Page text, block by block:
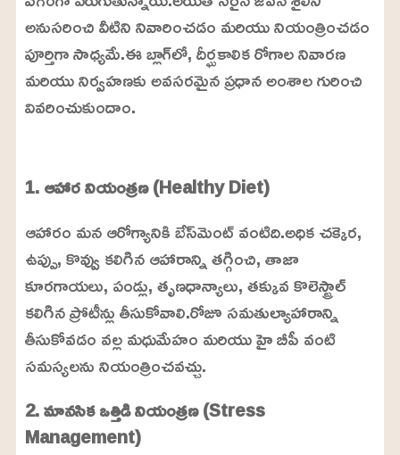
అనుసరించి వీటిని నివారించడం మరియు నియంత్రించడం
పూర్తిగా సాధ్యమే.ఈ బ్లాగ్‌లో, దీర్ఘకాలిక రోగాల నివారణ
మరియు నిర్వహణకు అవసరమైన ప్రధాన అంశాల గురించి
వివరించుకుందాం.
U
n
t
e
a
d
:
2
4
.
6
3
%
1. ఆహార నియంత్రణ (Healthy Diet)
ఆహారం మన ఆరోగ్యానికి బేస్‌మెంట్ వంటిది.అధిక చక్కెర,
ఉప్పు, కొవ్వు కలిగిన ఆహారాన్ని తగ్గించి, తాజా
కూరగాయలు, పండ్లు, తృణధాన్యాలు, తక్కువ కొలెస్ట్రాల్
కలిగిన ప్రోటీన్లు తీసుకోవాలి.రోజూ సమతుల్యాహారాన్ని
తీసుకోవడం వల్ల మధుమేహం మరియు హై బీపీ వంటి
సమస్యలను నియంత్రించవచ్చు.
2. మానసిక ఒత్తిడి నియంత్రణ (Stress
Management)